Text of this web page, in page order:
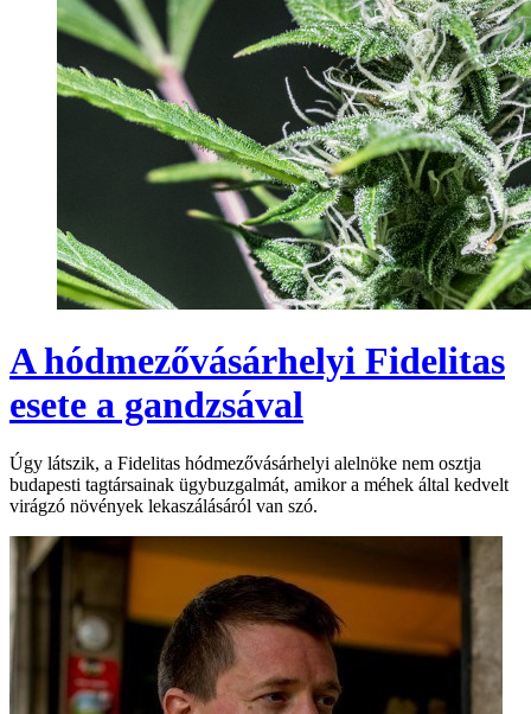
A hódmezővásárhelyi Fidelitas
esete a gandzsával
Úgy látszik, a Fidelitas hódmezővásárhelyi alelnöke nem osztja
budapesti tagtársainak ügybuzgalmát, amikor a méhek által kedvelt
virágzó növények lekaszálásáról van szó.